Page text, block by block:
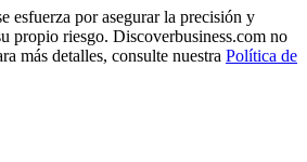
esfuerza por asegurar la precisión y
propio riesgo. Discoverbusiness.com no
más detalles, consulte nuestra Política de